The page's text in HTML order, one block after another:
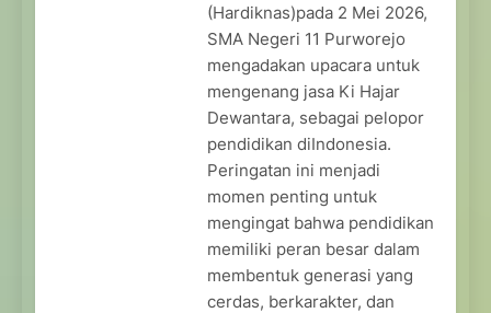
(Hardiknas)pada 2 Mei 2026,
SMA Negeri 11 Purworejo
mengadakan upacara untuk
mengenang jasa Ki Hajar
Dewantara, sebagai pelopor
pendidikan diIndonesia.
Peringatan ini menjadi
momen penting untuk
mengingat bahwa pendidikan
memiliki peran besar dalam
membentuk generasi yang
cerdas, berkarakter, dan